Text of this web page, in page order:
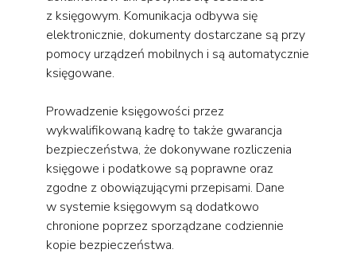
z księgowym. Komunikacja odbywa się
elektronicznie, dokumenty dostarczane są przy
pomocy urządzeń mobilnych i są automatycznie
księgowane.
Prowadzenie księgowości przez
wykwalifikowaną kadrę to także gwarancja
bezpieczeństwa, że dokonywane rozliczenia
księgowe i podatkowe są poprawne oraz
zgodne z obowiązującymi przepisami. Dane
w systemie księgowym są dodatkowo
chronione poprzez sporządzane codziennie
kopie bezpieczeństwa.